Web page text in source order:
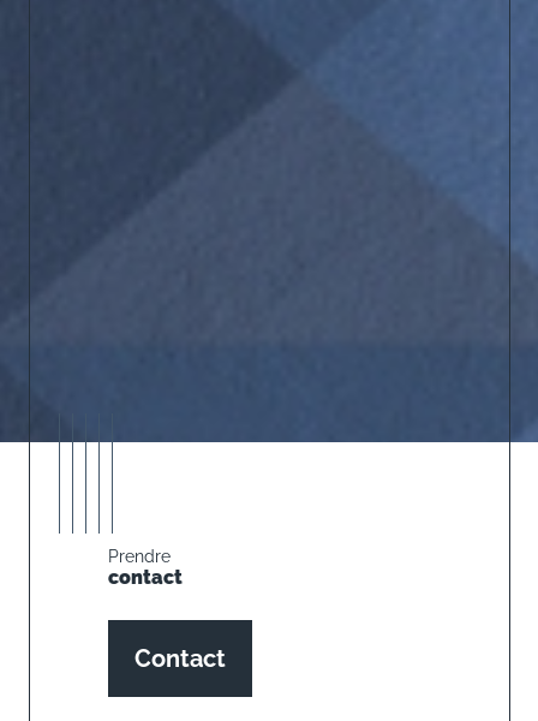
Prendre
contact
Contact